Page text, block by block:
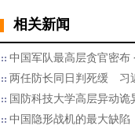
相关新闻
中国军队最高层贪官密布
两任防长同日判死缓 习
国防科技大学高层异动诡
中国隐形战机的最大缺陷